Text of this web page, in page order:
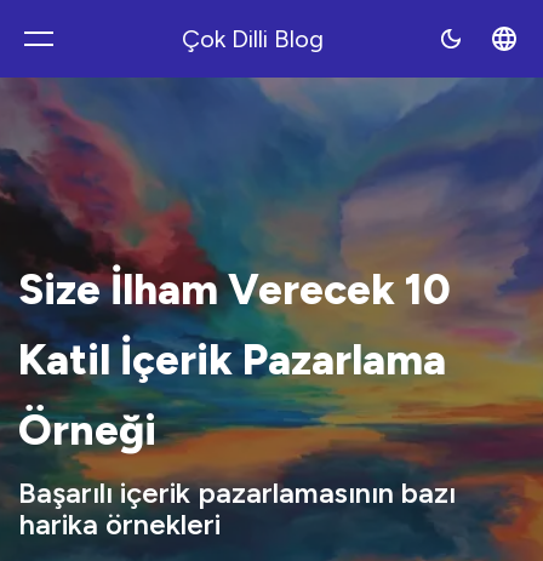
Polyblog
Çok Dilli Blog
Size İlham Verecek 10
Katil İçerik Pazarlama
Örneği
Başarılı içerik pazarlamasının bazı
harika örnekleri